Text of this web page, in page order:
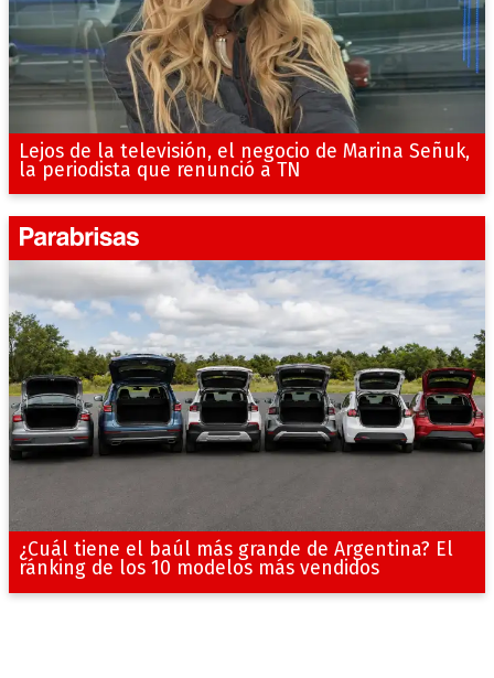
Lejos de la televisión, el negocio de Marina Señuk,
la periodista que renunció a TN
¿Cuál tiene el baúl más grande de Argentina? El
ránking de los 10 modelos más vendidos